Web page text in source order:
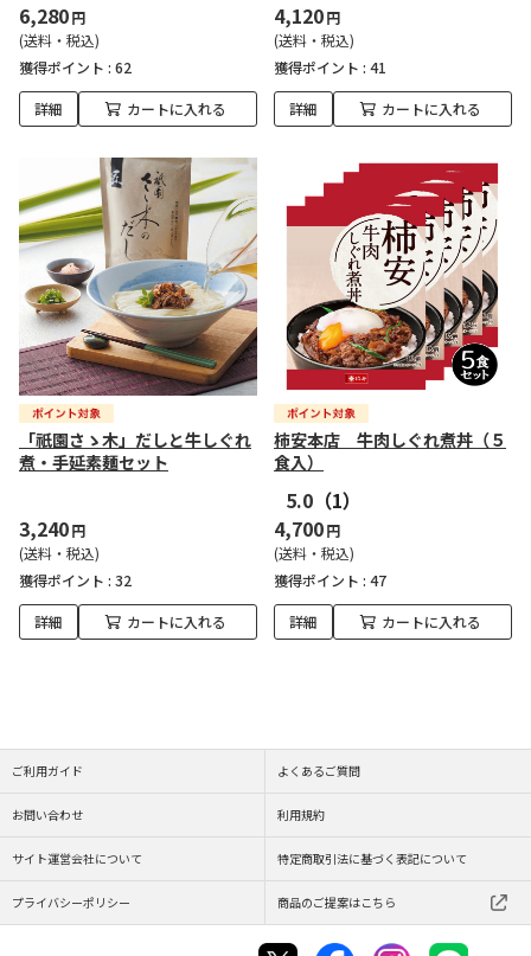
6,280円
(送料・税込)
獲得ポイント : 62
詳細 カートに入れる
4,120円
(送料・税込)
獲得ポイント : 41
詳細 カートに入れる
「祇園さゝ木」だしと牛しぐれ
煮・手延素麺セット
3,240円
(送料・税込)
獲得ポイント : 32
詳細 カートに入れる
柿安本店 牛肉しぐれ煮丼（５
食入）
5.0 （1）
4,700円
(送料・税込)
獲得ポイント : 47
詳細 カートに入れる
ご利用ガイド よくあるご質問
お問い合わせ 利用規約
サイト運営会社について 特定商取引法に基づく表記について
プライバシーポリシー 商品のご提案はこちら